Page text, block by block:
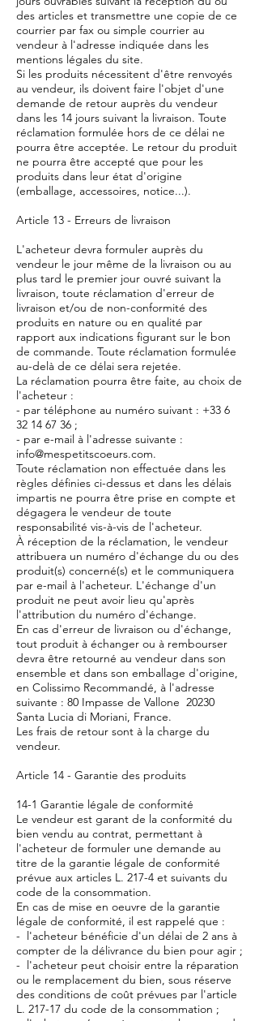
des articles et transmettre une copie de ce
courrier par fax ou simple courrier au
vendeur à l'adresse indiquée dans les
mentions légales du site.
Si les produits nécessitent d'être renvoyés
au vendeur, ils doivent faire l'objet d'une
demande de retour auprès du vendeur
dans les 14 jours suivant la livraison. Toute
réclamation formulée hors de ce délai ne
pourra être acceptée. Le retour du produit
ne pourra être accepté que pour les
produits dans leur état d'origine
(emballage, accessoires, notice...).
Article 13 - Erreurs de livraison
L'acheteur devra formuler auprès du
vendeur le jour même de la livraison ou au
plus tard le premier jour ouvré suivant la
livraison, toute réclamation d'erreur de
livraison et/ou de non-conformité des
produits en nature ou en qualité par
rapport aux indications figurant sur le bon
de commande. Toute réclamation formulée
au-delà de ce délai sera rejetée.
La réclamation pourra être faite, au choix de
l'acheteur :
- par téléphone au numéro suivant : +33 6
32 14 67 36 ;
- par e-mail à l'adresse suivante :
info@mespetitscoeurs.com.
Toute réclamation non effectuée dans les
règles définies ci-dessus et dans les délais
impartis ne pourra être prise en compte et
dégagera le vendeur de toute
responsabilité vis-à-vis de l'acheteur.
À réception de la réclamation, le vendeur
attribuera un numéro d'échange du ou des
produit(s) concerné(s) et le communiquera
par e-mail à l'acheteur. L'échange d'un
produit ne peut avoir lieu qu'après
l'attribution du numéro d'échange.
En cas d'erreur de livraison ou d'échange,
tout produit à échanger ou à rembourser
devra être retourné au vendeur dans son
ensemble et dans son emballage d'origine,
en Colissimo Recommandé, à l'adresse
suivante : 80 Impasse de Vallone 20230
Santa Lucia di Moriani, France.
Les frais de retour sont à la charge du
vendeur.
Article 14 - Garantie des produits
14-1 Garantie légale de conformité
Le vendeur est garant de la conformité du
bien vendu au contrat, permettant à
l'acheteur de formuler une demande au
titre de la garantie légale de conformité
prévue aux articles L. 217-4 et suivants du
code de la consommation.
En cas de mise en oeuvre de la garantie
légale de conformité, il est rappelé que :
- l'acheteur bénéficie d'un délai de 2 ans à
compter de la délivrance du bien pour agir ;
- l'acheteur peut choisir entre la réparation
ou le remplacement du bien, sous réserve
des conditions de coût prévues par l'article
L. 217-17 du code de la consommation ;